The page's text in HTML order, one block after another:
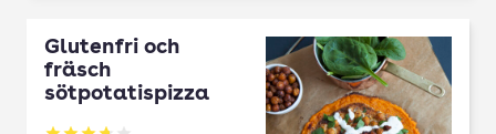
Glutenfri och
fräsch
sötpotatispizza